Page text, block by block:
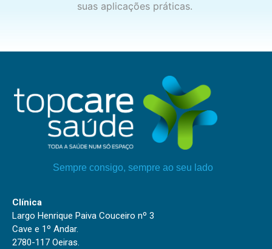
suas aplicações práticas.
Sempre consigo, sempre ao seu lado
Clínica
Largo Henrique Paiva Couceiro nº 3
Cave e 1º Andar.
2780-117 Oeiras.